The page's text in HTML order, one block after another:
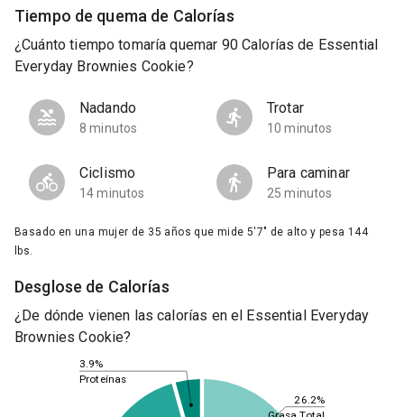
Tiempo de quema de Calorías
¿Cuánto tiempo tomaría quemar 90 Calorías de Essential
Everyday Brownies Cookie?
Nadando
8 minutos
Trotar
10 minutos
Ciclismo
14 minutos
Para caminar
25 minutos
Basado en una mujer de 35 años que mide 5'7" de alto y pesa 144
lbs.
Desglose de Calorías
¿De dónde vienen las calorías en el Essential Everyday
Brownies Cookie?
26.2%
3.9%
Proteínas